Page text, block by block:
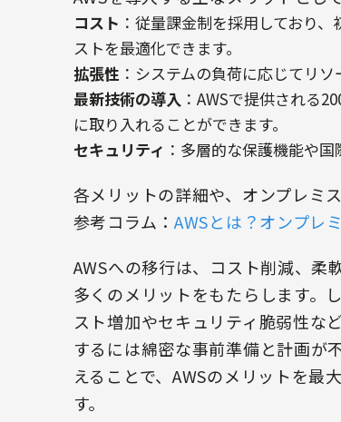
コスト ：従量課金制を採用しており
ストを最適化できます。
拡張性 ：システムの負荷に応じてリ
最新技術の導入 ：AWSで提供される
に取り入れることができます。
セキュリティ ：多層的な保護機能や
各メリットの詳細や、オンプレミ
参考コラム： AWSとは？オンプレ
AWSへの移行は、コスト削減、柔
多くのメリットをもたらします。
スト増加やセキュリティ脆弱性な
するには綿密な事前準備と計画が
えることで、AWSのメリットを最
す。